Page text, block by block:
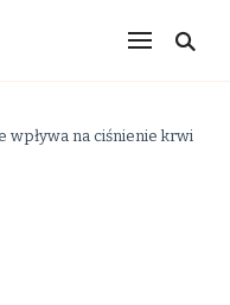
– dieta,
wpływa na ciśnienie krwi